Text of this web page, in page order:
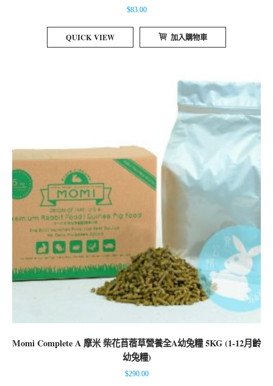
$83.00
QUICK VIEW 加入購物車
Momi Complete A 摩米 柴花苜蓿草營養全A幼兔糧 5KG (1-12月齡
幼兔糧)
$290.00